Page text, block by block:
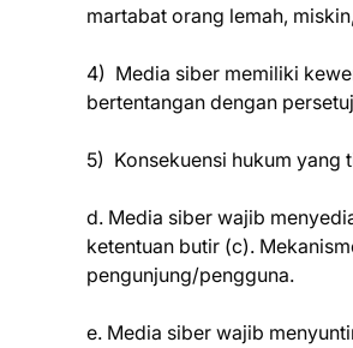
martabat orang lemah,
4) Media siber memiliki
bertentangan dengan
5) Konsekuensi hukum yang
d. Media siber wajib
ketentuan butir (c).
pengunjung/pengguna.
e. Media siber wajib